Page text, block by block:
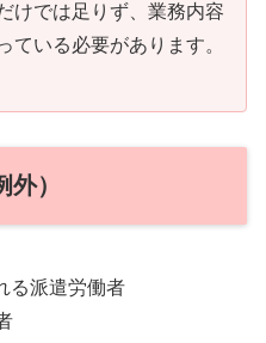
けでは足りず、業務内容
ている必要があります。
）
る派遣労働者